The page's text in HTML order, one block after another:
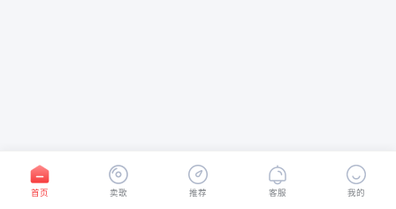
首页 卖歌 推荐 客服 我的